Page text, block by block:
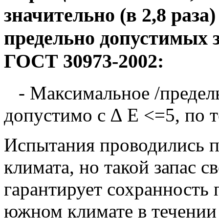
значительно (в 2,8
предельно допустимых
ГОСТ 30973-2002:
- Максимальное /
допустимо с ∆ E <=5, по
Испытания проводились
климата, но такой запас
гарантирует
южном климате в течении